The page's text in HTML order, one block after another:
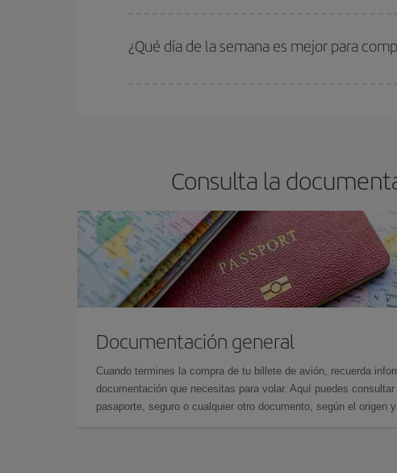
¿Qué día de la semana es mejor para
Consulta la
Documentación general
Cuando termines la compra de tu billete de avión, recuerda
documentación que necesitas para volar. Aquí puedes
pasaporte, seguro o cualquier otro documento, según el origen